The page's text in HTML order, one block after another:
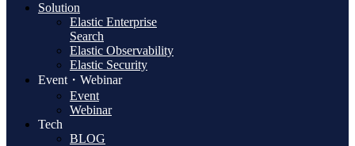
Solution
Elastic Enterprise
Search
Elastic Observability
Elastic Security
Event・Webinar
Event
Webinar
Tech
BLOG